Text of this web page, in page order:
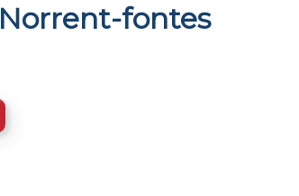
Norrent-fontes